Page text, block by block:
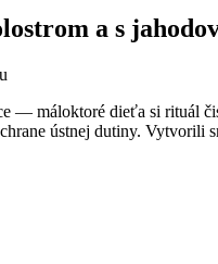
a s
— máloktoré dieťa si rituál
ústnej dutiny. Vytvorili